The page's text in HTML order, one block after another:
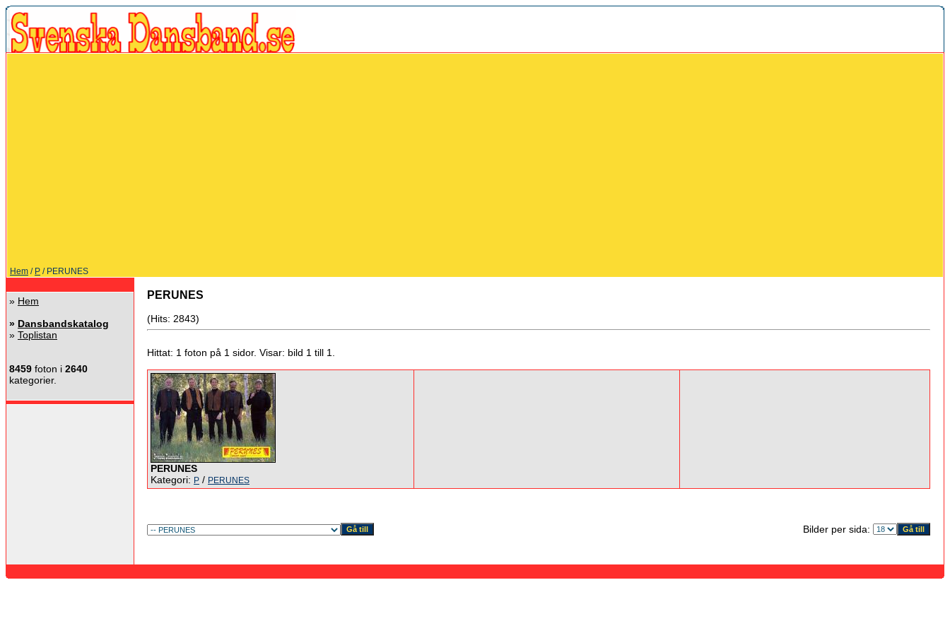
Hem / P / PERUNES
» Hem
» Dansbandskatalog
» Toplistan
8459 foton i 2640
kategorier.
PERUNES
(Hits: 2843)
Hittat: 1 foton på 1 sidor. Visar: bild 1 till 1.
PERUNES
Kategori: P / PERUNES
Bilder per sida: